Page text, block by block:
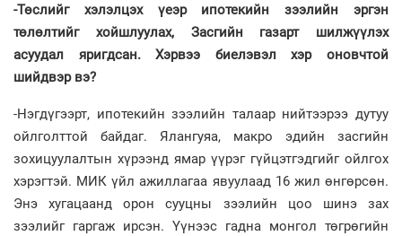
-Төслийг хэлэлцэх үеэр ипотекийн зээлийн эргэн
төлөлтийг хойшлуулах, Засгийн газарт шилжүүлэх
асуудал яригдсан. Хэрвээ биелэвэл хэр оновчтой
шийдвэр вэ?
-Нэгдүгээрт, ипотекийн зээлийн талаар нийтээрээ дутуу
ойлголттой байдаг. Ялангуяа, макро эдийн засгийн
зохицуулалтын хүрээнд ямар үүрэг гүйцэтгэдгийг ойлгох
хэрэгтэй. МИК үйл ажиллагаа явуулаад 16 жил өнгөрсөн.
Энэ хугацаанд орон сууцны зээлийн цоо шинэ зах
зээлийг гаргаж ирсэн. Үүнээс гадна монгол төгрөгийн